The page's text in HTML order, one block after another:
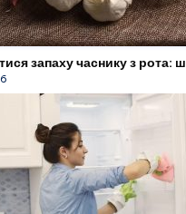
запаху часнику з рота: